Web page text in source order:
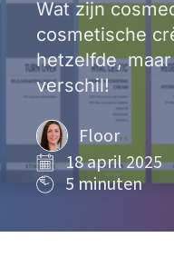
Over ons
Contact
Cadeaubon
Wat zijn
cosmetische
hetzelfde,
verschil!
Floor
18 april 2025
5 minuten